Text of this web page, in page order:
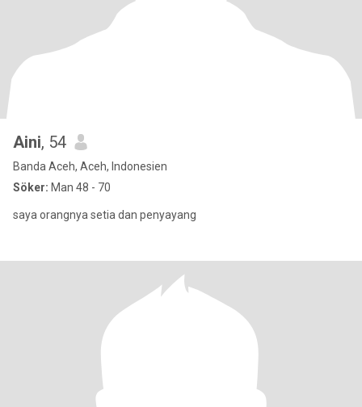
Aini, 54
Banda Aceh, Aceh, Indonesien
Söker: Man 48 - 70
saya orangnya setia dan penyayang